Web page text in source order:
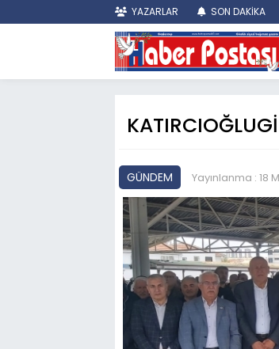
YAZARLAR SON DAKİKA
GÜNDEM Yayınlanma : 18